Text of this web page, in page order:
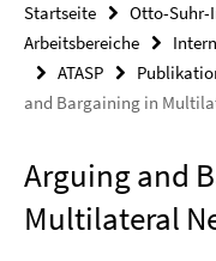
Startseite
Otto-Suhr-
Arbeitsbereiche
ATASP
and Bargaining in
Arguing and
Multilateral